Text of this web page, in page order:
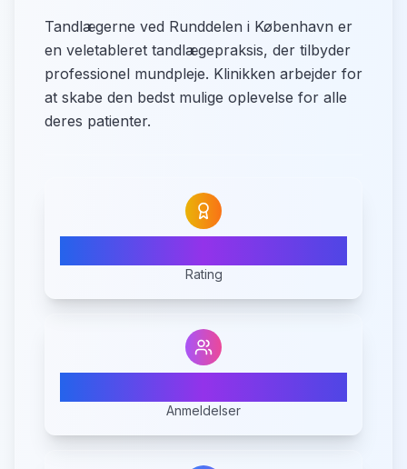
Tandlægerne ved Runddelen i København er
en veletableret tandlægepraksis, der tilbyder
professionel mundpleje. Klinikken arbejder for
at skabe den bedst mulige oplevelse for alle
deres patienter.
Rating
Anmeldelser